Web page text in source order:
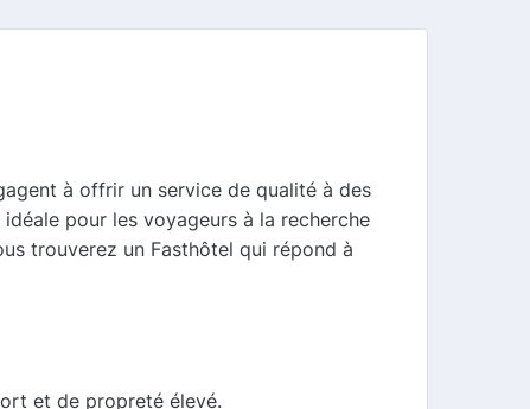
à offrir un service de qualité à des
pour les voyageurs à la recherche
trouverez un Fasthôtel qui répond à
et de propreté élevé.